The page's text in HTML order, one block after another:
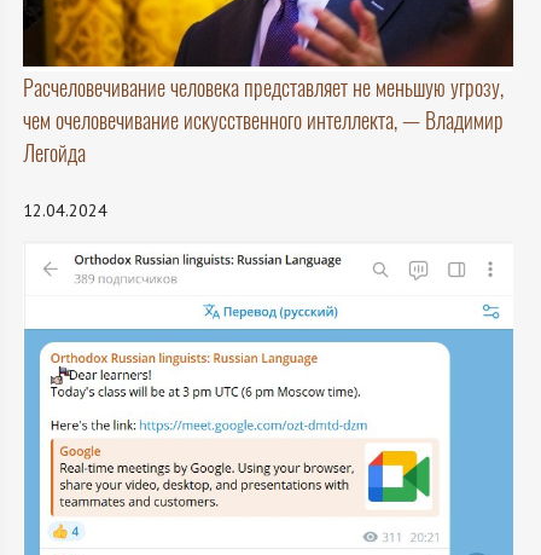
Расчеловечивание человека представляет не меньшую угрозу,
чем очеловечивание искусственного интеллекта, — Владимир
Легойда
12.04.2024